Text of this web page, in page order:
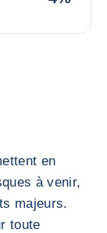
en
à venir,
majeurs.
toute